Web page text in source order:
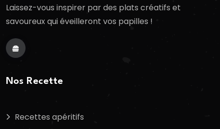
Laissez-vous inspirer par des plats créatifs et
savoureux qui éveilleront vos papilles !
Nos Recette
Recettes apéritifs